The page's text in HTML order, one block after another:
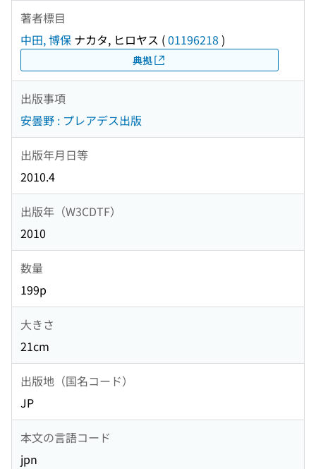
著者標目
中田, 博保 ナカタ, ヒロヤス (01196218 )
典拠
出版事項
安曇野 : プレアデス出版
出版年月日等
2010.4
出版年（W3CDTF）
2010
数量
199p
大きさ
21cm
出版地（国名コード）
JP
本文の言語コード
jpn